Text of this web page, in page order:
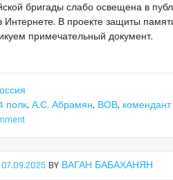
бригады слабо освещена в
Интернете. В проекте защиты
примечательный документ.
полк, А.С. Абрамян, ВОВ, комендант
07.09.2025 BY ВАГАН БАБАХАНЯН